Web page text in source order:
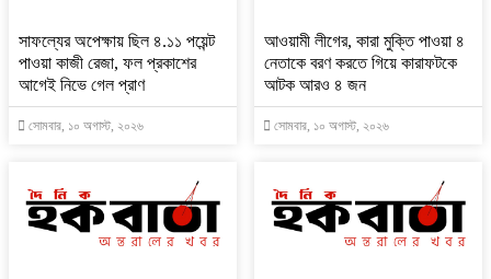
সাফল্যের অপেক্ষায় ছিল ৪.১১ পয়েন্ট
পাওয়া কাজী রেজা, ফল প্রকাশের
আগেই নিভে গেল প্রাণ
সোমবার, ১০ অগাস্ট, ২০২৬
আওয়ামী লীগের, কারা মুক্তি পাওয়া ৪
নেতাকে বরণ করতে গিয়ে কারাফটকে
আটক আরও ৪ জন
সোমবার, ১০ অগাস্ট, ২০২৬